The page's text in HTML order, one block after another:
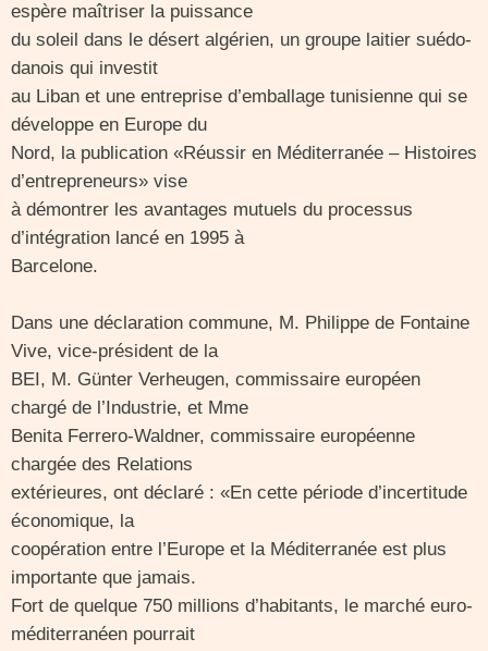
espère maîtriser la puissance
du soleil dans le désert algérien, un groupe laitier suédo-
danois qui investit
au Liban et une entreprise d’emballage tunisienne qui se
développe en Europe du
Nord, la publication «Réussir en Méditerranée – Histoires
d’entrepreneurs» vise
à démontrer les avantages mutuels du processus
d’intégration lancé en 1995 à
Barcelone.
Dans une déclaration commune, M. Philippe de Fontaine
Vive, vice-président de la
BEI, M. Günter Verheugen, commissaire européen
chargé de l’Industrie, et Mme
Benita Ferrero-Waldner, commissaire européenne
chargée des Relations
extérieures, ont déclaré : «En cette période d’incertitude
économique, la
coopération entre l’Europe et la Méditerranée est plus
importante que jamais.
Fort de quelque 750 millions d’habitants, le marché euro-
méditerranéen pourrait